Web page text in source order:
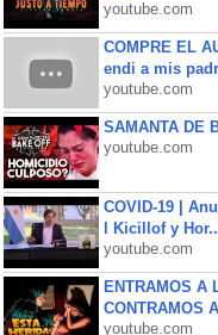
youtube.com
COMPRE EL
endi a mis
youtube.com
SAMANTA DE
youtube.com
COVID-19 |
l Kicillof y
youtube.com
ENTRAMOS A
CONTRAMOS
youtube.com